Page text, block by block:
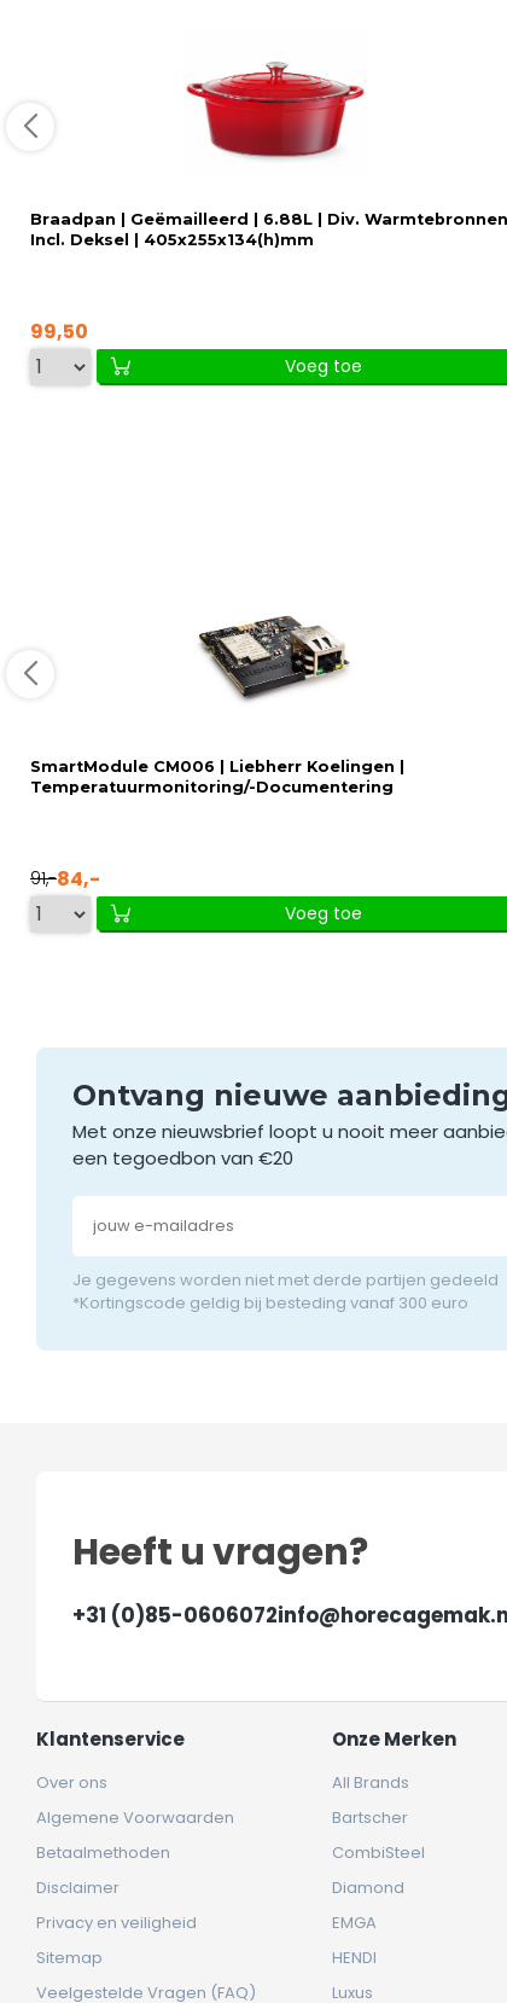
Braadpan | Geëmailleerd | 6.88L | Div. Warmtebronnen
Incl. Deksel | 405x255x134(h)mm
99,50
Voeg toe
SmartModule CM006 | Liebherr Koelingen |
Temperatuurmonitoring/-Documentering
91,-84,-
Voeg toe
Ontvang nieuwe
Met onze nieuwsbrief loopt u nooit meer
een tegoedbon van €20
Je gegevens worden niet met derde partijen gedeeld
*Kortingscode geldig bij besteding vanaf 300 euro
Heeft u vragen?
+31 (0)85-0606072
Klantenservice
Over ons
Algemene Voorwaarden
Betaalmethoden
Disclaimer
Privacy en veiligheid
Sitemap
Veelgestelde Vragen (FAQ)
Onze Merken
All Brands
Bartscher
CombiSteel
Diamond
EMGA
HENDI
Luxus